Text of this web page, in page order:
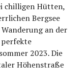
chilligen Hütten,
Bergsee
an der
2023. Die
Höhenstraße